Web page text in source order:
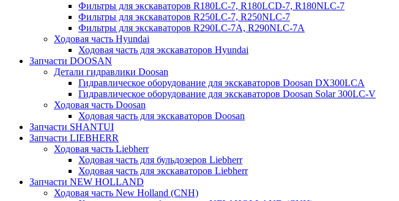
Фильтры для экскаваторов R180LC-7, R180LCD-7, R180NLC-7
Фильтры для экскаваторов R250LC-7, R250NLC-7
Фильтры для экскаваторов R290LC-7A, R290NLC-7A
Ходовая часть Hyundai
Ходовая часть для экскаваторов Hyundai
Запчасти DOOSAN
Детали гидравлики Doosan
Гидравлическое оборудование для экскаваторов Doosan DX300LCA
Гидравлическое оборудование для экскаваторов Doosan Solar 300LC-V
Ходовая часть Doosan
Ходовая часть для экскаваторов Doosan
Запчасти SHANTUI
Запчасти LIEBHERR
Ходовая часть Liebherr
Ходовая часть для бульдозеров Liebherr
Ходовая часть для экскаваторов Liebherr
Запчасти NEW HOLLAND
Ходовая часть New Holland (CNH)